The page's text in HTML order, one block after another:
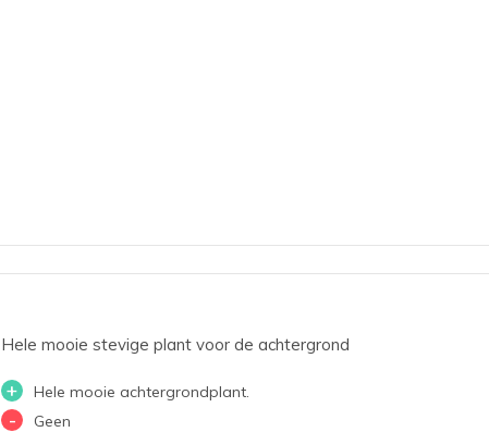
Hele mooie stevige plant voor de achtergrond
+ Hele mooie achtergrondplant.
- Geen